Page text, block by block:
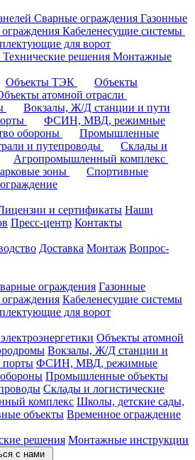
Сварные ограждения Газонные
Кабеленесущие системы
для ворот
Технические решения Монтажные
Объекты ТЭК
Объекты
атомной отрасли
Вокзалы, Ж/Д станции и пути
ФСИН, МВД, режимные
обороны
Промышленные
и путепроводы
Склады и
Агропромышленный комплекс
зоны
Спортивные
и сертификаты Наши
Пресс-центр Контакты
Доставка Монтаж Вопрос-
ограждения Газонные
Кабеленесущие системы
для ворот
Объекты атомной
Вокзалы, Ж/Д станции и
порты ФСИН, МВД, режимные
Промышленные объекты
Склады и логистические
комплекс Школы, детские сады,
объекты Временное ограждение
решения Монтажные инструкции
с нами